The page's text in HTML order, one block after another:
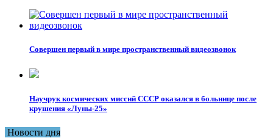
Совершен первый в мире пространственный видеозвонок
Научрук космических миссий СССР оказался в больнице после
крушения «Луны-25»
Новости дня